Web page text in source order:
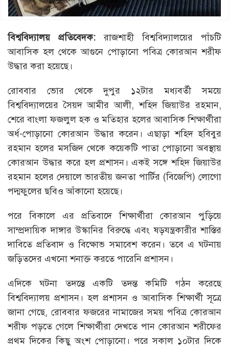
বিশ্ববিদ্যালয় প্রতিবেদক: রাজশাহী বিশ্ববিদ্যালয়ের পাঁচটি
আবাসিক হল থেকে আগুনে পোড়ানো পবিত্র কোরআন শরীফ
উদ্ধার করা হয়েছে।
রোববার ভোর থেকে দুপুর ১২টার মধ্যবর্তী সময়ে
বিশ্ববিদ্যালয়ের সৈয়দ আমীর আলী, শহিদ জিয়াউর রহমান,
শেরে বাংলা ফজলুল হক ও মতিহার হলের আবাসিক শিক্ষার্থীরা
অর্ধ-পোড়ানো কোরআন উদ্ধার করেন। এছাড়া শহিদ হবিবুর
রহমান হলের মসজিদ থেকে কয়েকটি পাতা পোড়ানো অবস্থায়
কোরআন উদ্ধার করে হল প্রশাসন। একই সঙ্গে শহিদ জিয়াউর
রহমান হলের দেয়ালে ভারতীয় জনতা পার্টির (বিজেপি) লোগো
পদ্মফুলের ছবিও আঁকানো হয়েছে।
পরে বিকালে এর প্রতিবাদে শিক্ষার্থীরা কোরআন পুড়িয়ে
সাম্প্রদায়িক দাঙ্গার উস্কানির বিরুদ্ধে এবং ষড়যন্ত্রকারীর শাস্তির
দাবিতে প্রতিবাদ ও বিক্ষোভ সমাবেশ করেন। তবে এ ঘটনায়
জড়িতদের এখনো শনাক্ত করতে পারেনি প্রশাসন।
এদিকে ঘটনা তদন্তে একটি তদন্ত কমিটি গঠন করেছে
বিশ্ববিদ্যালয় প্রশাসন। হল প্রশাসন ও আবাসিক শিক্ষার্থী সূত্রে
জানা গেছে, রোববার ফজরের নামাজের সময় পবিত্র কোরআন
শরীফ পড়তে গেলে শিক্ষার্থীরা দেখতে পান কোরআন শরীফের
প্রথম দিকের কিছু অংশ পোড়ানো। পরে সকাল ১০টার দিকে